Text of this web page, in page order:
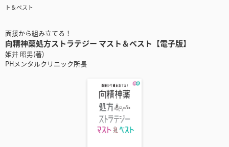
ト＆ベスト
面接から組み立てる！
向精神薬処方ストラテジー マスト＆ベスト【電子版】
姫井 昭男(著)
PHメンタルクリニック所長